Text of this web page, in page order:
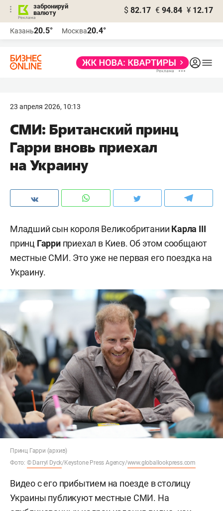
забронируй
валюту
$ 82.17 € 94.84 ¥ 12.17
Казань20.5° Москва20.4°
23 апреля 2026, 10:13
СМИ: Британский принц
Гарри вновь приехал
на Украину
Младший сын короля Великобритании Карла III
принц Гарриприехал в Киев. Об этом сообщают
местные СМИ. Это уже не первая его поездка на
Украину.
Принц Гарри (архив)
Фото: © Darryl Dyck/Keystone Press Agency/www.globallookpress.com
Видео с его прибытием на поезде в столицу
Украины публикуют местные СМИ. На